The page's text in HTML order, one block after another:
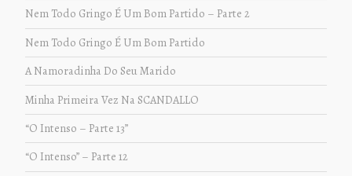
Nem Todo Gringo É Um Bom Partido – Parte 2
Nem Todo Gringo É Um Bom Partido
A Namoradinha Do Seu Marido
Minha Primeira Vez Na SCANDALLO
“O Intenso – Parte 13”
“O Intenso” – Parte 12